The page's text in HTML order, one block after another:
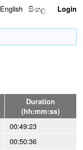
English සිංහල Login
Duration
(hh:mm:ss)
00:49:23
00:50:36